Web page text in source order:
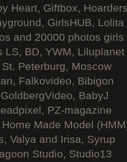
Heart, Giftbox,
GirlsHUB, Lolita
and 20000 photos
LS, BD, YWM, Liluplanet
Peterburg, Moscow
Falkovideo, Bibigon
BabyJ
PZ-magazine
Made Model
Valya and Irisa, Syrup
Studio, Studio13